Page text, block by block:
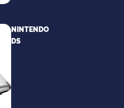
NINTENDO
DS